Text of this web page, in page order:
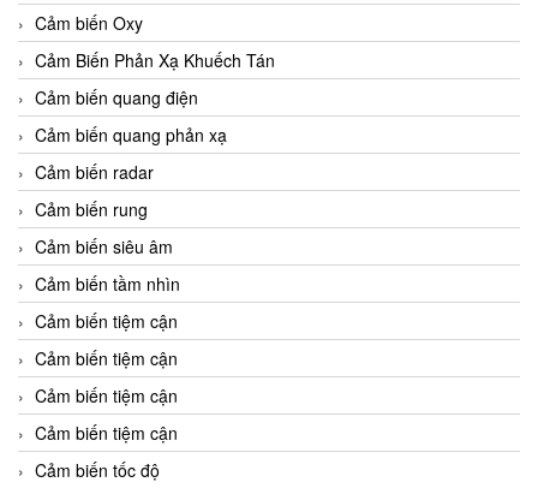
Cảm biến Oxy
Cảm Biến Phản Xạ Khuếch Tán
Cảm biến quang điện
Cảm biến quang phản xạ
Cảm biến radar
Cảm biến rung
Cảm biến siêu âm
Cảm biến tầm nhìn
Cảm biến tiệm cận
Cảm biến tiệm cận
Cảm biến tiệm cận
Cảm biến tiệm cận
Cảm biến tốc độ